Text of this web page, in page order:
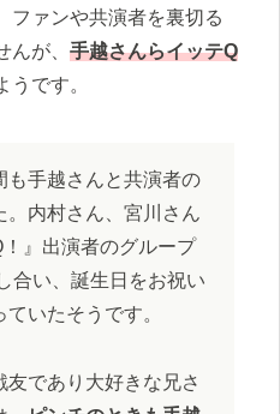
ファンや共演者を裏切る
が、 手越さんらイッテQ
うです。
も手越さんと共演者の
。内村さん、宮川さん
』出演者のグループ
合い、誕生日をお祝い
いたそうです。
であり大好きな兄さ